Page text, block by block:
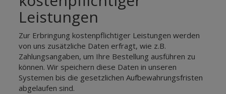
Leistungen
Zur Erbringung kostenpflichtiger Leistungen werden
von uns zusätzliche Daten erfragt, wie z.B.
Zahlungsangaben, um Ihre Bestellung ausführen zu
können. Wir speichern diese Daten in unseren
Systemen bis die gesetzlichen Aufbewahrungsfristen
abgelaufen sind.